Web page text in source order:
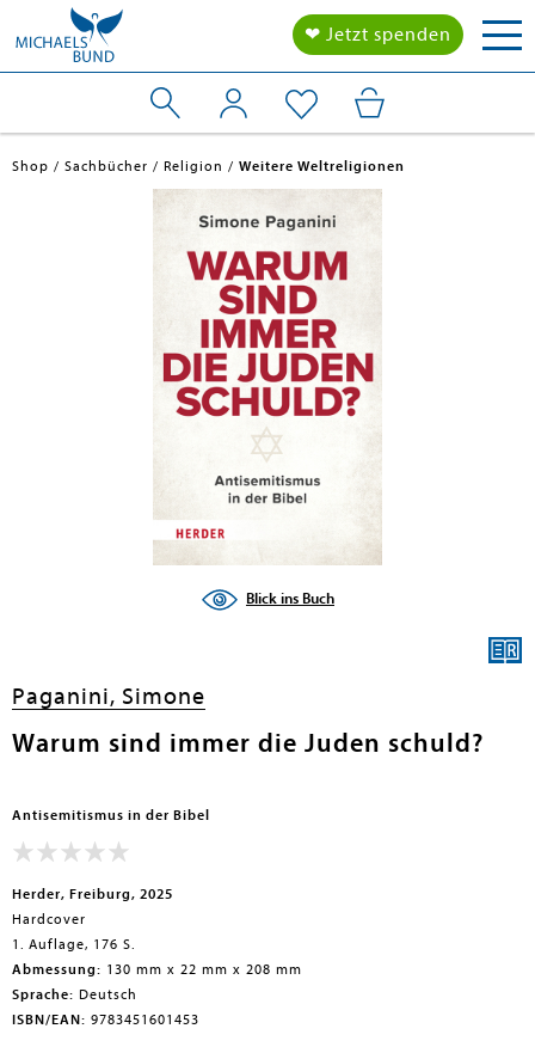
❤ Jetzt spenden
Shop Sachbücher Religion Weitere Weltreligionen
Blick ins Buch
Paganini, Simone
Warum sind immer die Juden schuld?
Antisemitismus in der Bibel
Herder, Freiburg, 2025
Hardcover
1. Auflage, 176 S.
Abmessung: 130 mm x 22 mm x 208 mm
Sprache: Deutsch
ISBN/EAN: 9783451601453